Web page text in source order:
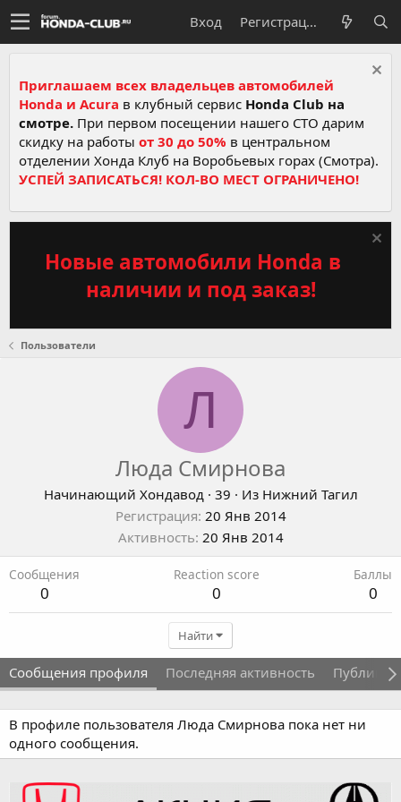
Вход Регистрация
Приглашаем всех владельцев автомобилей
Honda и Acura в клубный сервис Honda Club на
смотре. При первом посещении нашего СТО дарим
скидку на работы от 30 до 50% в центральном
отделении Хонда Клуб на Воробьевых горах (Смотра).
УСПЕЙ ЗАПИСАТЬСЯ! КОЛ-ВО МЕСТ ОГРАНИЧЕНО!
Новые автомобили Honda в
наличии и под заказ!
Пользователи
Л
Люда Смирнова
Начинающий Хондавод · 39 · Из Нижний Тагил
Регистрация 20 Янв 2014
Активность 20 Янв 2014
Сообщения
0
Reaction score
0
Баллы
0
Найти
Сообщения профиля Последняя активность
В профиле пользователя Люда Смирнова пока нет ни
одного сообщения.